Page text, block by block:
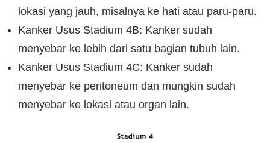
lokasi yang jauh, misalnya ke hati atau paru-paru.
Kanker Usus Stadium 4B: Kanker sudah
menyebar ke lebih dari satu bagian tubuh lain.
Kanker Usus Stadium 4C: Kanker sudah
menyebar ke peritoneum dan mungkin sudah
menyebar ke lokasi atau organ lain.